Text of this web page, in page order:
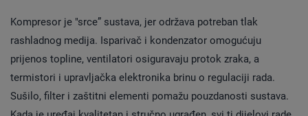
Kompresor je "srce” sustava, jer održava potreban tlak
rashladnog medija. Isparivač i kondenzator omogućuju
prijenos topline, ventilatori osiguravaju protok zraka, a
termistori i upravljačka elektronika brinu o regulaciji rada.
Sušilo, filter i zaštitni elementi pomažu pouzdanosti sustava.